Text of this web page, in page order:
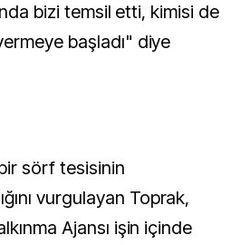
bizi temsil etti, kimisi de
başladı" diye
sörf tesisinin
vurgulayan Toprak,
Ajansı işin içinde